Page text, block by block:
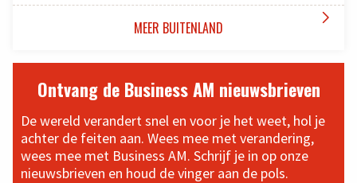
MEER BUITENLAND 
Ontvang de Business AM nieuwsbrieven
De wereld verandert snel en voor je het weet, hol je
achter de feiten aan. Wees mee met verandering,
wees mee met Business AM. Schrijf je in op onze
nieuwsbrieven en houd de vinger aan de pols.